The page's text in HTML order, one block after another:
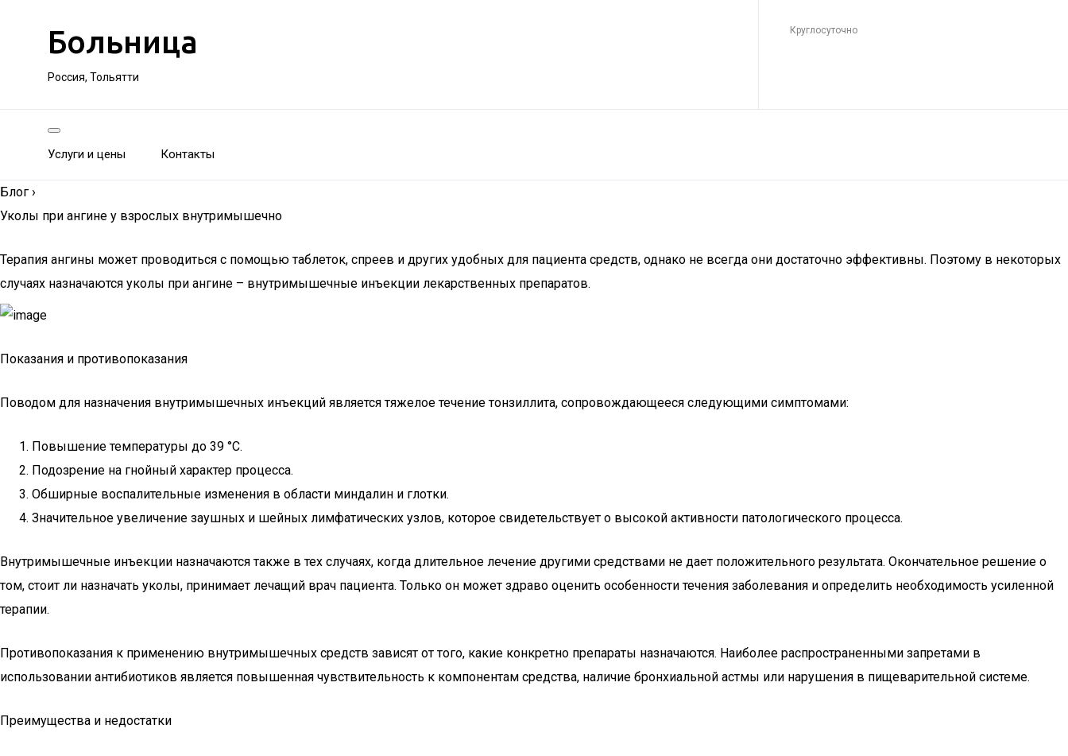
Больница
Россия, Тольятти
Круглосуточно
Услуги и цены Контакты
Блог ›
Уколы при ангине у взрослых внутримышечно
Терапия ангины может проводиться с помощью таблеток, спреев и других удобных для пациента средств, однако не всегда они достаточно эффективны. Поэтому в некоторых
случаях назначаются уколы при ангине – внутримышечные инъекции лекарственных препаратов.
Показания и противопоказания
Поводом для назначения внутримышечных инъекций является тяжелое течение тонзиллита, сопровождающееся следующими симптомами:
Повышение температуры до 39 °C.
Подозрение на гнойный характер процесса.
Обширные воспалительные изменения в области миндалин и глотки.
Значительное увеличение заушных и шейных лимфатических узлов, которое свидетельствует о высокой активности патологического процесса.
Внутримышечные инъекции назначаются также в тех случаях, когда длительное лечение другими средствами не дает положительного результата. Окончательное решение о
том, стоит ли назначать уколы, принимает лечащий врач пациента. Только он может здраво оценить особенности течения заболевания и определить необходимость усиленной
терапии.
Противопоказания к применению внутримышечных средств зависят от того, какие конкретно препараты назначаются. Наиболее распространенными запретами в
использовании антибиотиков является повышенная чувствительность к компонентам средства, наличие бронхиальной астмы или нарушения в пищеварительной системе.
Преимущества и недостатки